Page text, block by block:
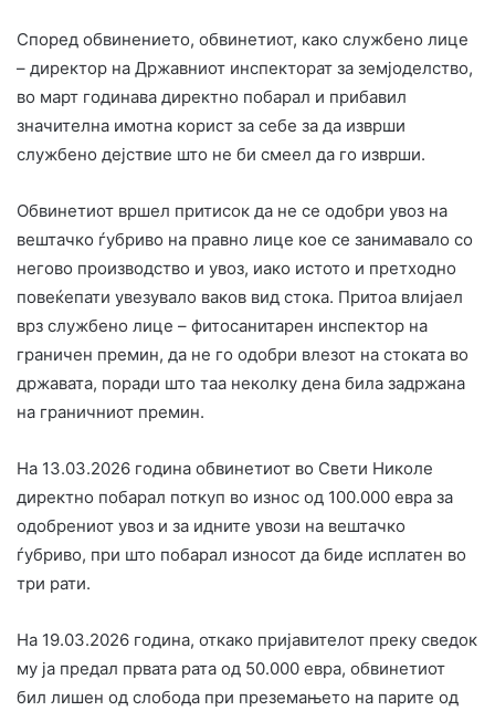
Според обвинението, обвинетиот, како службено лице
– директор на Државниот инспекторат за земјоделство,
во март годинава директно побарал и прибавил
значителна имотна корист за себе за да изврши
службено дејствие што не би смеел да го изврши.
Обвинетиот вршел притисок да не се одобри увоз на
вештачко ѓубриво на правно лице кое се занимавало со
негово производство и увоз, иако истото и претходно
повеќепати увезувало ваков вид стока. Притоа влијаел
врз службено лице – фитосанитарен инспектор на
граничен премин, да не го одобри влезот на стоката во
државата, поради што таа неколку дена била задржана
на граничниот премин.
На 13.03.2026 година обвинетиот во Свети Николе
директно побарал поткуп во износ од 100.000 евра за
одобрениот увоз и за идните увози на вештачко
ѓубриво, при што побарал износот да биде исплатен во
три рати.
На 19.03.2026 година, откако пријавителот преку сведок
му ја предал првата рата од 50.000 евра, обвинетиот
бил лишен од слобода при преземањето на парите од